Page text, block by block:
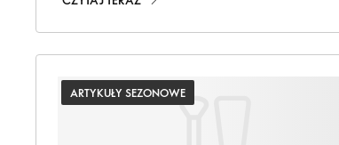
ARTYKUŁY SEZONOWE